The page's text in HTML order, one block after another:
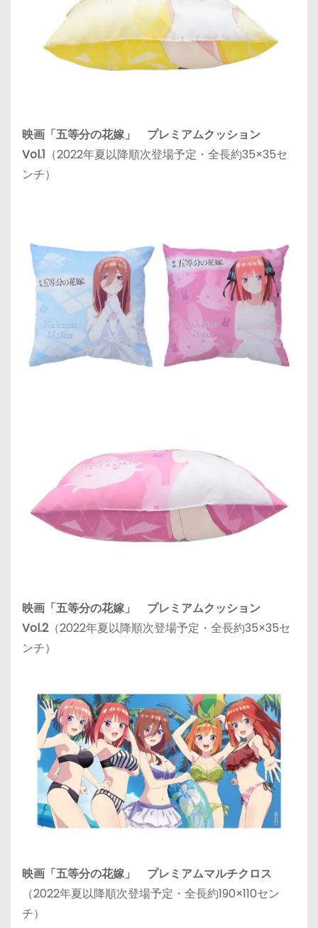
映画「五等分の花嫁」 プレミアムクッション
Vol.1 （2022年夏以降順次登場予定・全長約35×35セ
ンチ）
映画「五等分の花嫁」 プレミアムクッション
Vol.2（2022年夏以降順次登場予定・全長約35×35セ
ンチ）
映画「五等分の花嫁」 プレミアムマルチクロス
（2022年夏以降順次登場予定・全長約190×110セン
チ）